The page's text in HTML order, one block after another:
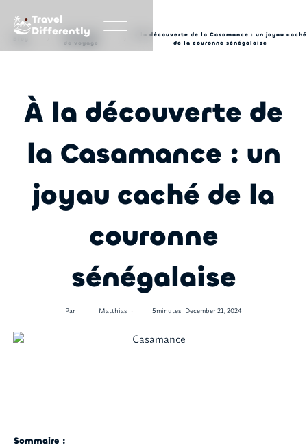
Travel
Differently
Inspiration
de voyage
À la découverte de la Casamance : un joyau caché
de la couronne sénégalaise
À la découverte de
la Casamance : un
joyau caché de la
couronne
sénégalaise
Par Matthias 5minutes |December 21, 2024
Sommaire :